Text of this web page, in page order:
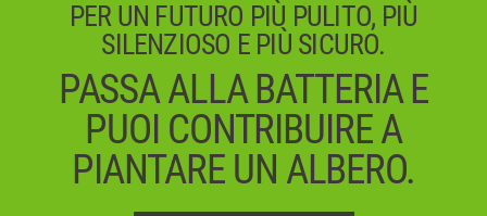
PER UN FUTURO PIÙ PULITO, PIÙ
SILENZIOSO E PIÙ SICURO.
PASSA ALLA BATTERIA E
PUOI CONTRIBUIRE A
PIANTARE UN ALBERO.